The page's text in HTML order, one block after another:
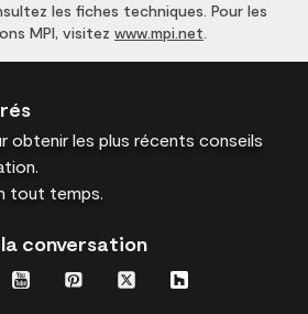
les fiches techniques. Pour les
MPI, visitez www.mpi.net
obtenir les plus récents conseils
tout temps.
conversation